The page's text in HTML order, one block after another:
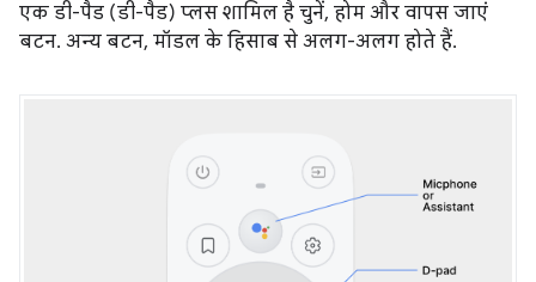
एक डी-पैड (डी-पैड) प्लस शामिल है चुनें, होम और वापस जाएं
बटन. अन्य बटन, मॉडल के हिसाब से अलग-अलग होते हैं.